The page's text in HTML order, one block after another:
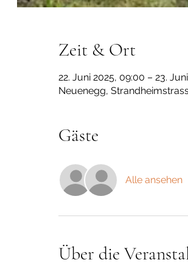
Zeit & Ort
22. Juni 2025, 09:00 – 23.
Neuenegg,
Gäste
Alle ansehen
Über die